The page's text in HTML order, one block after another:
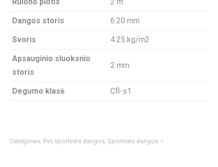
Dangos storis 6.20 mm
Svoris 4.25 kg/m2
Apsauginio sluoksnio
storis
2 mm
Degumo klasė Cfl-s1
Categories: Pvc sportinės dangos, Sportinės dangos